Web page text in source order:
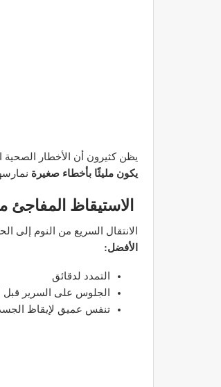
يظن كثيرون أن الأخطار الصحية
يكون مليئًا بأخطاء صغيرة
الاستيقاظ المفاجئ
الانتقال السريع من النوم
الأفضل:
التمدد لدقائق
الجلوس على السرير قبل
تنفس عميق لإيقاظ